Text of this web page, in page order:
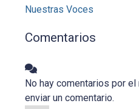
Nuestras Voces
Comentarios
No hay comentarios por
enviar un comentario.